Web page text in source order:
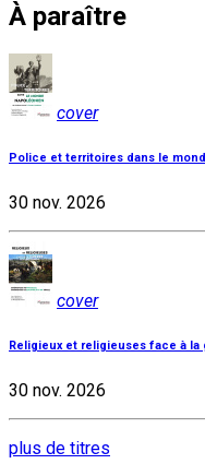
À paraître
cover
Police et territoires dans le
30 nov. 2026
cover
Religieux et religieuses face à la
30 nov. 2026
plus de titres